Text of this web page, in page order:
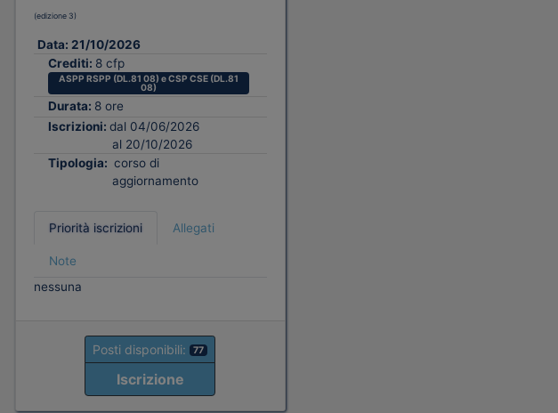
(edizione 3)
Data: 21/10/2026
Crediti: 8 cfp
ASPP RSPP (DL.81 08) e CSP CSE (DL.81
08)
Durata: 8 ore
Iscrizioni: dal 04/06/2026
al 20/10/2026
Tipologia: corso di
aggiornamento
Priorità iscrizioni Allegati
Note
nessuna
Posti disponibili: 77
Iscrizione